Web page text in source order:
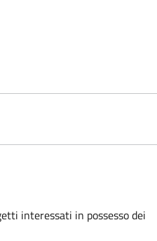
interessati in possesso dei